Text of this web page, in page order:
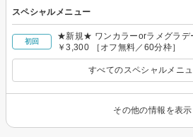
スペシャルメニュー
初回
★新規★ ワンカラーorラメグラデ
￥3,300 ［オフ無料／60分枠］
すべてのスペシャルメニ
その他の情報を表示